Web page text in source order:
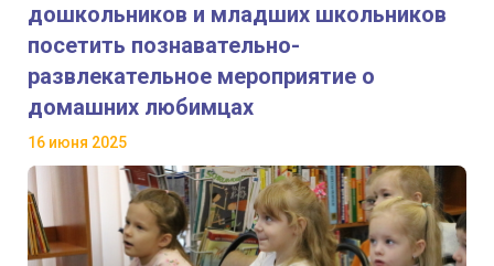
дошкольников и младших школьников
посетить познавательно-
развлекательное мероприятие о
домашних любимцах
16 июня 2025